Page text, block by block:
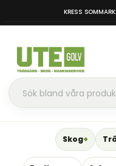
KRESS
Skog